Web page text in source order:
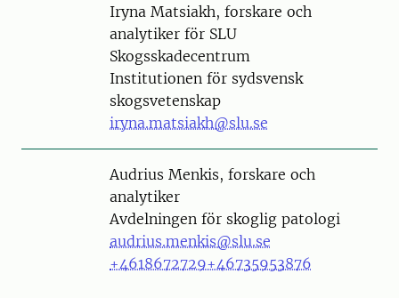
PersonIryna Matsiakh, forskare och
analytiker för SLU
Skogsskadecentrum
Institutionen för sydsvensk
skogsvetenskap
iryna.matsiakh@slu.se
PersonAudrius Menkis, forskare och
analytiker
Avdelningen för skoglig patologi
audrius.menkis@slu.se
+4618672729+46735953876